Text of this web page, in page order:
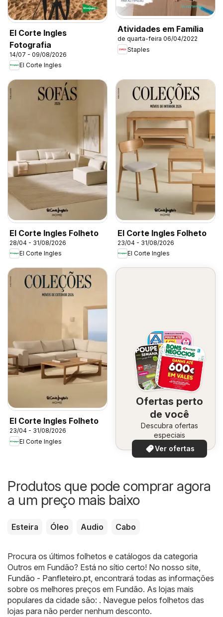
El Corte Ingles
Fotografia
14/07 - 09/08/2026
El Corte Ingles
Atividades em Família
de quarta-feira 06/04/2022
Staples
El Corte Ingles Folheto
28/04 - 31/08/2026
El Corte Ingles
El Corte Ingles Folheto
23/04 - 31/08/2026
El Corte Ingles
El Corte Ingles Folheto
23/04 - 31/08/2026
El Corte Ingles
Ofertas perto
de você
Descubra ofertas
especiais
Ver ofertas
Produtos que pode comprar agora
a um preço mais baixo
Esteira Óleo Audio Cabo
Procura os últimos folhetos e catálogos da categoria
Outros em Fundão? Está no sítio certo! No nosso site,
Fundão - Panfleteiro.pt, encontrará todas as informações
sobre os melhores preços em Fundão. As lojas mais
populares da cidade são: . Navegue pelos folhetos das
lojas para não perder nenhum desconto.